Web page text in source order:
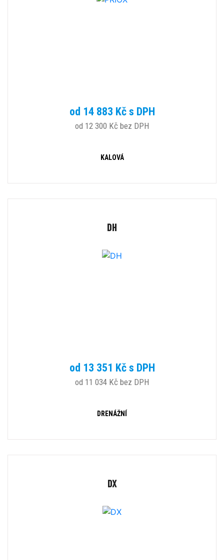
od 14 883 Kč s DPH
od 12 300 Kč bez DPH
KALOVÁ
DH
od 13 351 Kč s DPH
od 11 034 Kč bez DPH
DRENÁŽNÍ
DX